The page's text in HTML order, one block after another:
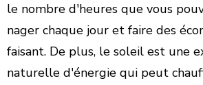
le nombre d'heures que vous
nager chaque jour et faire des
faisant. De plus, le soleil est une
naturelle d'énergie qui peut